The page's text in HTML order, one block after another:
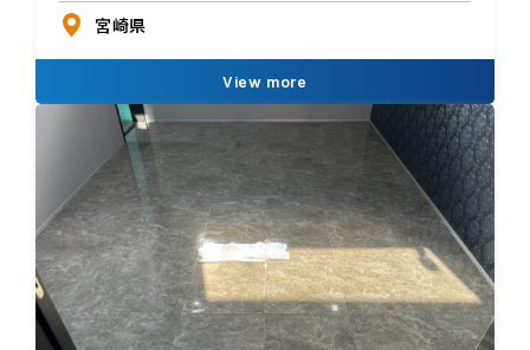
宮崎県
View more